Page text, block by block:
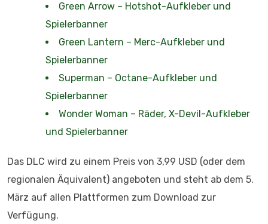
Green Arrow – Hotshot-Aufkleber und
Spielerbanner
Green Lantern – Merc-Aufkleber und
Spielerbanner
Superman – Octane-Aufkleber und
Spielerbanner
Wonder Woman – Räder, X-Devil-Aufkleber
und Spielerbanner
Das DLC wird zu einem Preis von 3,99 USD (oder dem
regionalen Äquivalent) angeboten und steht ab dem 5.
März auf allen Plattformen zum Download zur
Verfügung.